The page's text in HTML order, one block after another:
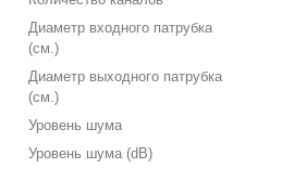
Диаметр входного патрубка
(см.)
Диаметр выходного патрубка
(см.)
Уровень шума
Уровень шума (dB)